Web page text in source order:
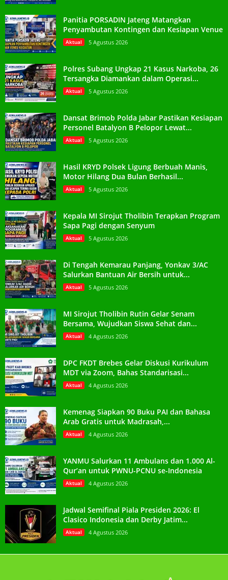
Panitia PORSADIN Jateng Matangkan
Penyambutan Kontingen dan Kesiapan Venue
Aktual 5 Agustus 2026
Polres Subang Ungkap 21 Kasus Narkoba, 26
Tersangka Diamankan dalam Operasi...
Aktual 5 Agustus 2026
Dansat Brimob Polda Jabar Pastikan Kesiapan
Personel Batalyon B Pelopor Lewat...
Aktual 5 Agustus 2026
Hasil KRYD Polsek Ligung Berbuah Manis,
Motor Hilang Dua Bulan Berhasil...
Aktual 5 Agustus 2026
Kepala MI Sirojut Tholibin Terapkan Program
Sapa Pagi dengan Senyum
Aktual 5 Agustus 2026
Di Tengah Kemarau Panjang, Yonkav 3/AC
Salurkan Bantuan Air Bersih untuk...
Aktual 5 Agustus 2026
MI Sirojut Tholibin Rutin Gelar Senam
Bersama, Wujudkan Siswa Sehat dan...
Aktual 4 Agustus 2026
DPC FKDT Brebes Gelar Diskusi Kurikulum
MDT via Zoom, Bahas Standarisasi...
Aktual 4 Agustus 2026
Kemenag Siapkan 90 Buku PAI dan Bahasa
Arab Gratis untuk Madrasah,...
Aktual 4 Agustus 2026
YANMU Salurkan 11 Ambulans dan 1.000 Al-
Qur’an untuk PWNU-PCNU se-Indonesia
Aktual 4 Agustus 2026
Jadwal Semifinal Piala Presiden 2026: El
Clasico Indonesia dan Derby Jatim...
Aktual 4 Agustus 2026